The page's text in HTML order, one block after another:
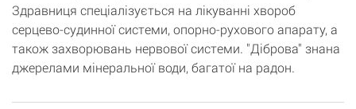
Здравниця спеціалізується на лікуванні хвороб
серцево-судинної системи, опорно-рухового апарату, а
також захворювань нервової системи. "Діброва" знана
джерелами мінеральної води, багатої на радон.